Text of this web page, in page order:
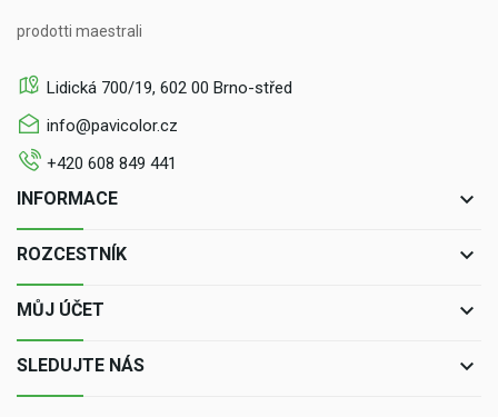
prodotti maestrali
Lidická 700/19, 602 00 Brno-střed
info@pavicolor.cz
+420 608 849 441
INFORMACE keyboard_arrow_down
ROZCESTNÍK keyboard_arrow_down
MŮJ ÚČET keyboard_arrow_down
SLEDUJTE NÁS keyboard_arrow_down